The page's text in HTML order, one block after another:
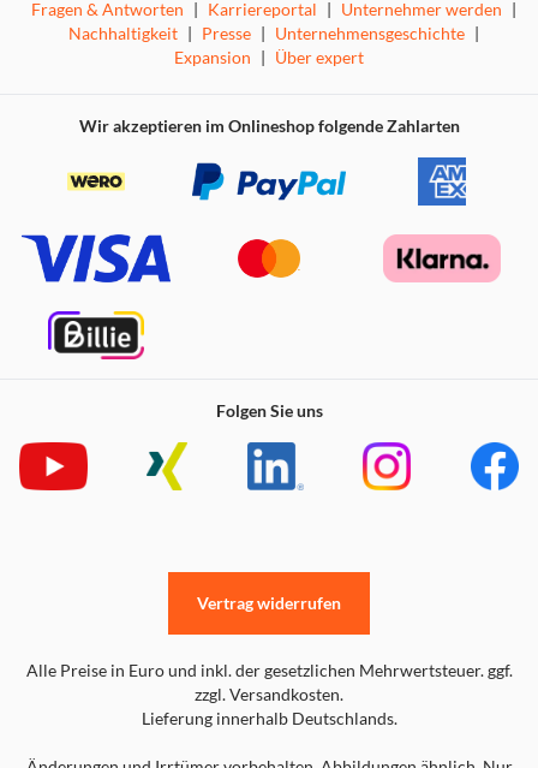
Fragen & Antworten | Karriereportal | Unternehmer werden |
Nachhaltigkeit | Presse | Unternehmensgeschichte |
Expansion | Über expert
Wir akzeptieren im Onlineshop folgende Zahlarten
Folgen Sie uns
Alle Preise in Euro und inkl. der gesetzlichen Mehrwertsteuer. ggf.
zzgl. Versandkosten.
Lieferung innerhalb Deutschlands.
Vertrag widerrufen